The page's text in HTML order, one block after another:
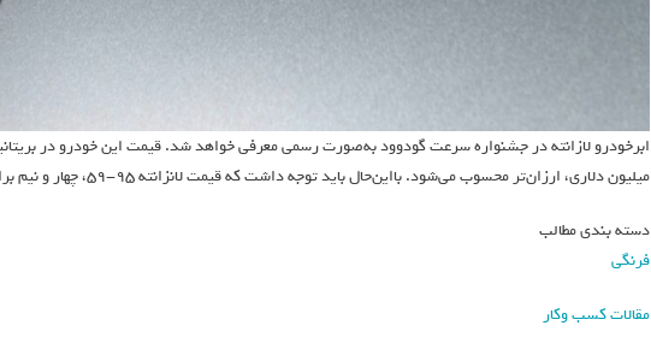
میلیون دلاری، ارزان‌تر محسوب می‌شود. بااین‌حال باید توجه داشت که قیمت لانزانته ۹۵-۵۹، چهار و نیم برابر گران‌تر از مک‌لارن 750s خواهد بود.
دسته بندی مطالب
فرنگی
مقالات کسب وکار